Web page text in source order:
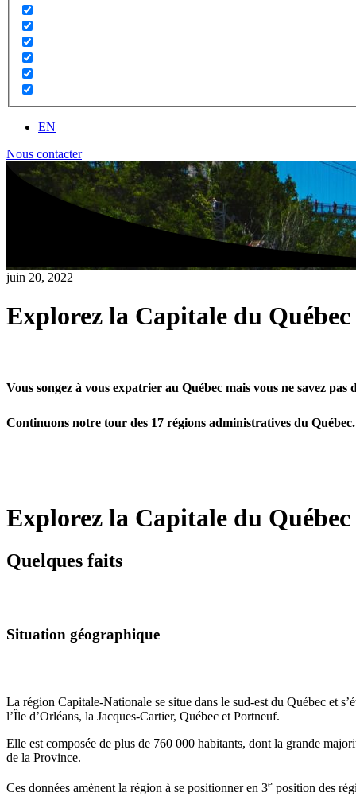
EN
Nous contacter
juin 20, 2022
Explorez la Capitale du
Vous songez à vous expatrier au Québec mais vous ne savez
Continuons notre tour des 17 régions administratives du
Explorez la Capitale du
Quelques faits
Situation géographique
La région Capitale-Nationale se situe dans le sud-est du Québec et
l’Île d’Orléans, la Jacques-Cartier, Québec et Portneuf.
Elle est composée de plus de 760 000 habitants, dont la grande
de la Province.
Ces données amènent la région à se positionner en 3e position des